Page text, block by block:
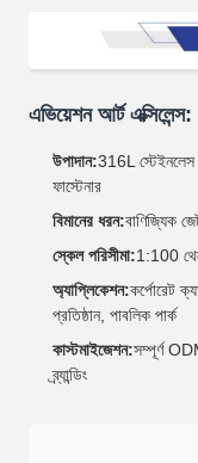
এভিয়েশন আর্ট এক্সিলেন্স:
উপাদান:316L স্টেইনলেস
ফাস্টেনার
বিমানের ধরন:বাণিজ্যিক
স্কেল পরিসীমা:1:100
অ্যাপ্লিকেশন:কর্পোরেট
প্রতিষ্ঠান, পাবলিক পার্ক
কাস্টমাইজেশন:সম্পূর্ণ
ব্র্যান্ডিং